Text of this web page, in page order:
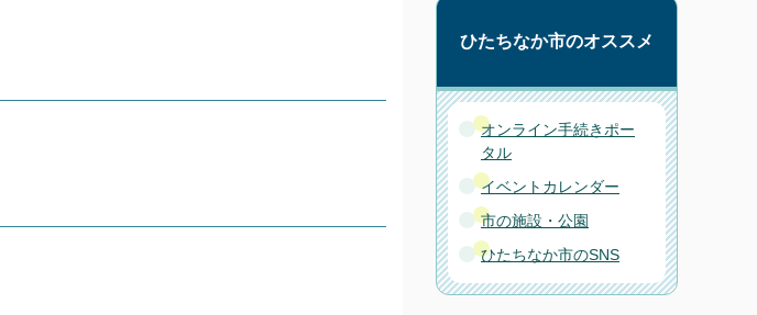
ひたちなか市のオススメ
オンライン手続きポー
タル
イベントカレンダー
市の施設・公園
ひたちなか市のSNS